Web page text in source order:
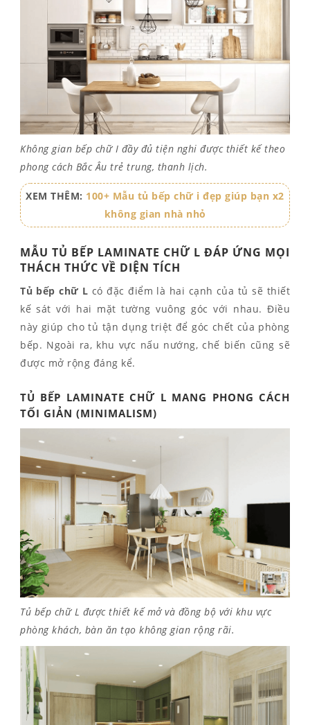
Không gian bếp chữ I đầy đủ tiện nghi được thiết kế theo
phong cách Bắc Âu trẻ trung, thanh lịch.
XEM THÊM: 100+ Mẫu tủ bếp chữ i đẹp giúp bạn x2
không gian nhà nhỏ
MẪU TỦ BẾP LAMINATE CHỮ L ĐÁP ỨNG MỌI
THÁCH THỨC VỀ DIỆN TÍCH
Tủ bếp chữ L có đặc điểm là hai cạnh của tủ sẽ thiết
kế sát với hai mặt tường vuông góc với nhau. Điều
này giúp cho tủ tận dụng triệt để góc chết của phòng
bếp. Ngoài ra, khu vực nấu nướng, chế biến cũng sẽ
được mở rộng đáng kể.
TỦ BẾP LAMINATE CHỮ L MANG PHONG CÁCH
TỐI GIẢN (MINIMALISM)
Tủ bếp chữ L được thiết kế mở và đồng bộ với khu vực
phòng khách, bàn ăn tạo không gian rộng rãi.